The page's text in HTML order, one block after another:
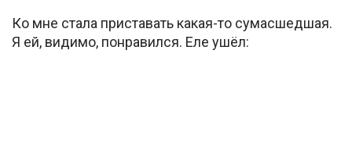
Ко мне стала приставать какая-то сумасшедшая.
Я ей, видимо, понравился. Еле ушёл: